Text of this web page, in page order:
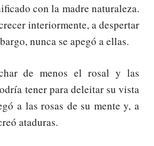
con la madre naturaleza.
interiormente, a despertar
nunca se apegó a ellas.
de menos el rosal y las
tener para deleitar su vista
a las rosas de su mente y, a
ataduras.